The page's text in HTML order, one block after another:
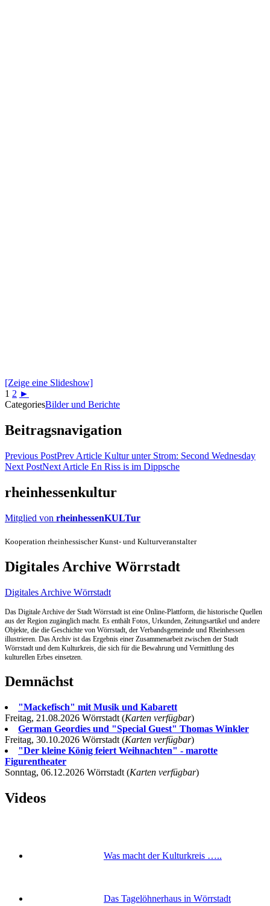
[Zeige eine Slideshow]
1 2 ►
CategoriesBilder und Berichte
Beitragsnavigation
Previous PostPrev Article Kultur unter Strom: Second Wednesday
Next PostNext Article En Riss is im Dippsche
rheinhessenkultur
Mitglied von rheinhessenKULTur
Kooperation rheinhessischer Kunst- und Kulturveranstalter
Digitales Archive Wörrstadt
Digitales Archive Wörrstadt
Das Digitale Archive der Stadt Wörrstadt ist eine Online-Plattform, die historische Quellen
aus der Region zugänglich macht. Es enthält Fotos, Urkunden, Zeitungsartikel und andere
Objekte, die die Geschichte von Wörrstadt, der Verbandsgemeinde und Rheinhessen
illustrieren. Das Archiv ist das Ergebnis einer Zusammenarbeit zwischen der Stadt
Wörrstadt und dem Kulturkreis, die sich für die Bewahrung und Vermittlung des
kulturellen Erbes einsetzen.
Demnächst
"Mackefisch" mit Musik und Kabarett
Freitag, 21.08.2026 Wörrstadt (Karten verfügbar)
German Geordies und "Special Guest" Thomas Winkler
Freitag, 30.10.2026 Wörrstadt (Karten verfügbar)
"Der kleine König feiert Weihnachten" - marotte
Figurentheater
Sonntag, 06.12.2026 Wörrstadt (Karten verfügbar)
Videos
Was macht der Kulturkreis …..
Das Tagelöhnerhaus in Wörrstadt